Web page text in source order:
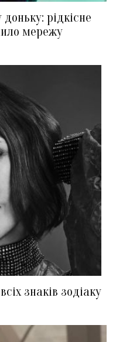
рідкісне
мережу
знаків зодіаку